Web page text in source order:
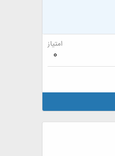
امتیاز
0